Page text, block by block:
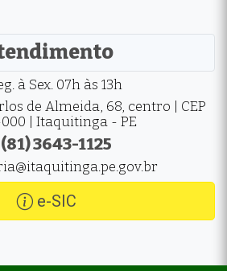
à Sex. 07h às 13h
de Almeida, 68, centro | CEP
| Itaquitinga - PE
3643-1125
e-SIC